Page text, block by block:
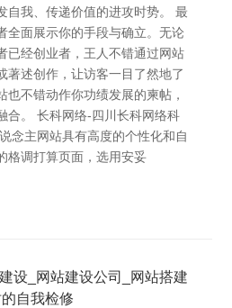
自我、传递价值的进攻时势。 最
全面展示你的手段与确立。无论
已经创业者，王人不错通过网站
著述创作，让访客一目了然地了
也不错动作你功绩发展的柬帖，
合。 长科网络-四川长科网络科
念主网站具有高度的个性化和自
格调打算页面，选用安妥
设_网站建设公司_网站搭建
自我检修